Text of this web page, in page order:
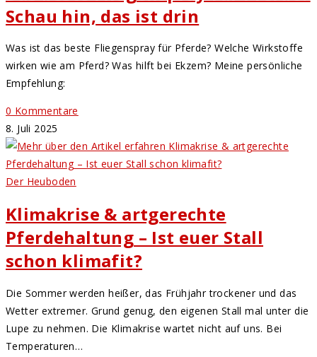
Schau hin, das ist drin
Was ist das beste Fliegenspray für Pferde? Welche Wirkstoffe
wirken wie am Pferd? Was hilft bei Ekzem? Meine persönliche
Empfehlung:
0 Kommentare
8. Juli 2025
Der Heuboden
Klimakrise & artgerechte
Pferdehaltung – Ist euer Stall
schon klimafit?
Die Sommer werden heißer, das Frühjahr trockener und das
Wetter extremer. Grund genug, den eigenen Stall mal unter die
Lupe zu nehmen. Die Klimakrise wartet nicht auf uns. Bei
Temperaturen…